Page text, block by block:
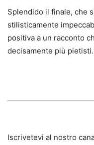
Splendido il finale, che
stilisticamente
positiva a un racconto
decisamente più pietisti.
Iscrivetevi al nostro